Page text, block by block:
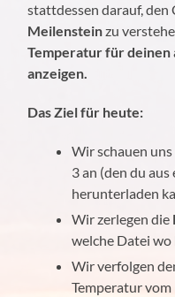
stattdessen darauf,
Meilensteinzu
Temperatur für
anzeigen.
Das Ziel für heute:
Wir schauen
3 an (den du
herunterladen
Wir zerlegen die
welche Datei
Wir verfolgen
Temperatur